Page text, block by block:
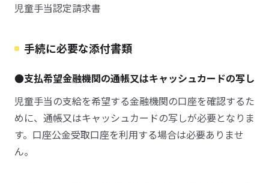
児童手当認定請求書
手続に必要な添付書類
●支払希望金融機関の通帳又はキャッシュカードの写し
児童手当の支給を希望する金融機関の口座を確認するた
めに、通帳又はキャッシュカードの写しが必要となりま
す。口座公金受取口座を利用する場合は必要ありませ
ん。